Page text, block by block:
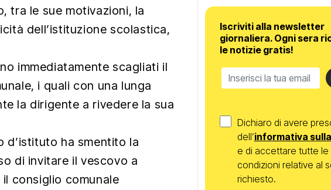
tra le sue motivazioni, la
dell’istituzione scolastica,
immediatamente scagliati il
i quali con una lunga
la dirigente a rivedere la sua
d’istituto ha smentito la
di invitare il vescovo a
consiglio comunale
Iscriviti alla newsletter
giornaliera. Ogni sera
le notizie gratis!
Dichiaro di avere
dell’informativa
e di accettare tutte le
condizioni relative al
richiesto.